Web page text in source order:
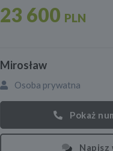
23 600 PLN
Mirosław
Osoba prywatna
Pokaż
Napisz